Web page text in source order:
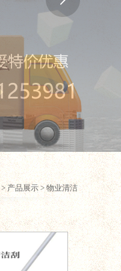
> 产品展示 > 物业清洁